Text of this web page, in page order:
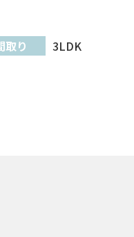
取り 3LDK